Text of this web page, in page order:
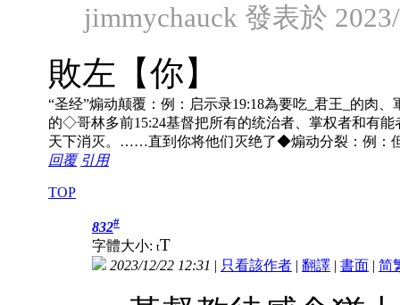
jimmychauck 發表於
敗左【你】
“圣经”煽动颠覆：例：启示录19:18為要吃_君王_的肉
的◇哥林多前15:24基督把所有的统治者、掌权者和有
天下消灭。……直到你将他们灭绝了◆煽动分裂：例：
回覆 引用
TOP
832#
字體大小: tT
2023/12/22 12:31 | 只看該作者 | 翻譯 | 書面 | 简